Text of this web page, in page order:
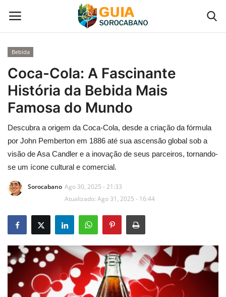
Início
Contato
Galeria de Fotos
Categoria
Bebida
Coca-Cola: A Fascinante
História da Bebida Mais
Famosa do Mundo
Descubra a origem da Coca-Cola, desde a criação da fórmula
por John Pemberton em 1886 até sua ascensão global sob a
visão de Asa Candler e a inovação de seus parceiros, tornando-
se um ícone cultural e comercial.
Sorocabano Ago 30, 2025 - 21:33
Atualizado: Ago 31, 2025 - 16:44